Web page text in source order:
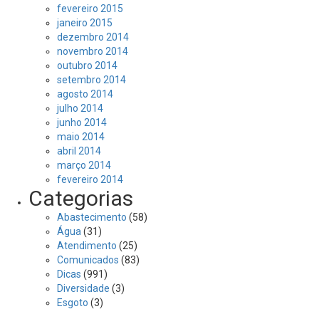
fevereiro 2015
janeiro 2015
dezembro 2014
novembro 2014
outubro 2014
setembro 2014
agosto 2014
julho 2014
junho 2014
maio 2014
abril 2014
março 2014
fevereiro 2014
Categorias
Abastecimento (58)
Água (31)
Atendimento (25)
Comunicados (83)
Dicas (991)
Diversidade (3)
Esgoto (3)